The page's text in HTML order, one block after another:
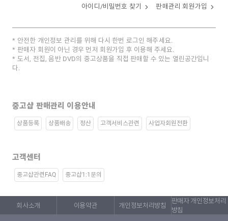
아이디/비밀번호 찾기 판매관리 회원가입
안전한 개인정보 관리를 위해 다시 한번 로그인 해주세요.
판매자 회원이 아닌 경우 먼저 회원가입 후 이용해 주세요.
도서, 전집, 음반 DVD의 중고상품을 직접 판매할 수 있는 열린공간입니
다.
중고샵 판매관리 이용안내
상품등록 상품배송 정산 고객서비스관련 사업자회원전환
고객센터
중고샵관련FAQ 중고샵1:1문의
회사소개 이용약관 개인정보처리방침
판매자 개인정보처리
방침